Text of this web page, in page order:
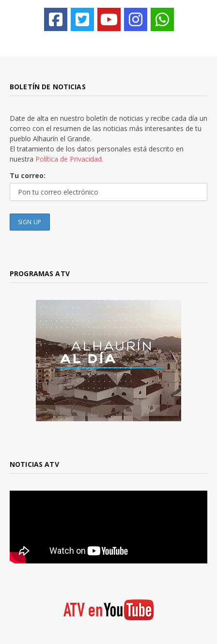
BOLETÍN DE NOTICIAS
Date de alta en nuestro boletín de noticias y recibe cada día un
correo con el resumen de las noticias más interesantes de tu
pueblo Alhaurín el Grande.
El tratamiento de los datos personales está descrito en
nuestra Política de Privacidad.
Tu correo:
PROGRAMAS ATV
NOTICIAS ATV